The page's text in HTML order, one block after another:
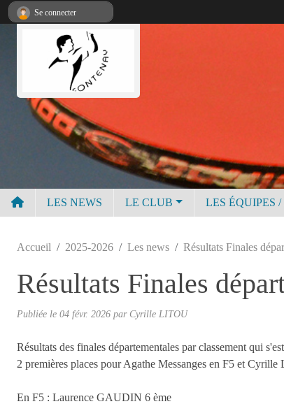
LES NEWS LE CLUB LES ÉQUIPES
Accueil 2025-2026 Les news Résultats Finales
Résultats Finales
Publiée le 04 févr. 2026 par Cyrille LITOU
Résultats des finales départementales par classement qui
2 premières places pour Agathe Messanges en F5 et
En F5 : Laurence GAUDIN 6 ème
Se connecter
Panneau de gestion des cookies